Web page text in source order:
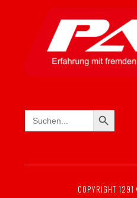
Search
for:
SEARCH BUTTON
COPYRIGHT